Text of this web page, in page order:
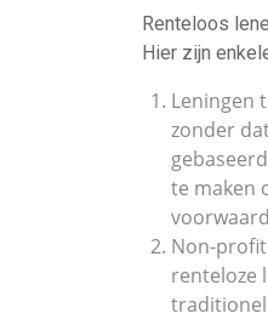
Renteloos
Hier zijn
Leningen
zonder
te maken
Non-
renteloze